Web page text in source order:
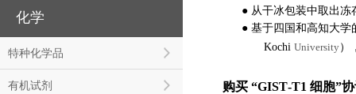
化学
特种化学品
有机试剂
● 从干冰包装中取出
● 基于四国和高知大学
Kochi University）
购买 “GIST‐T1 细胞”